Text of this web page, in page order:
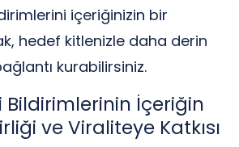
içeriğinizin bir
hedef kitlenizle daha derin
kurabilirsiniz.
Bildirimlerinin İçeriğin
ve Viraliteye Katkısı